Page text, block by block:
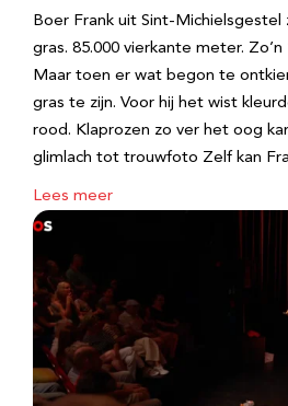
Boer Frank uit Sint-Michielsgestel
gras. 85.000 vierkante meter.
Maar toen er wat begon te
gras te zijn. Voor hij het wist
rood. Klaprozen zo ver het oog
glimlach tot trouwfoto Zelf kan
Lees meer